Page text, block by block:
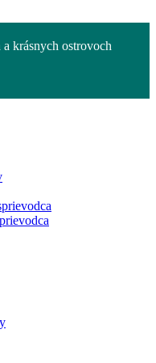
krásnych ostrovoch